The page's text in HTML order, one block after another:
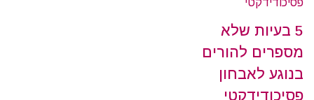
5 בעיות שלא
מספרים להורים
בנוגע לאבחון
פסיכודידקטי